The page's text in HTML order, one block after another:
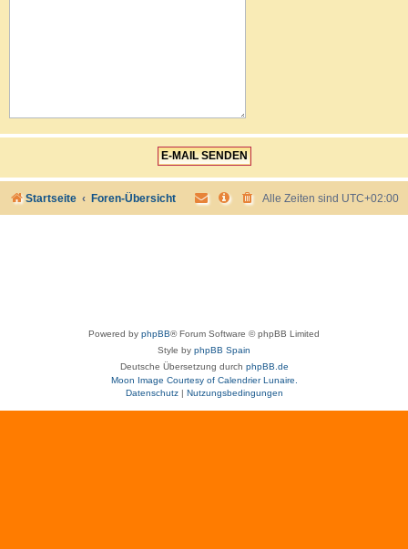
Startseite Foren-Übersicht Alle Zeiten sind UTC+02:00
Powered by phpBB® Forum Software © phpBB Limited
Style by phpBB Spain
Deutsche Übersetzung durch phpBB.de
Moon Image Courtesy of Calendrier Lunaire.
Datenschutz| Nutzungsbedingungen